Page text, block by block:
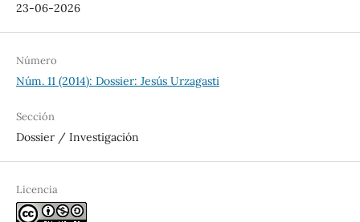
23-06-2026
Número
Núm. 11 (2014): Dossier: Jesús Urzagasti
Sección
Dossier / Investigación
Licencia